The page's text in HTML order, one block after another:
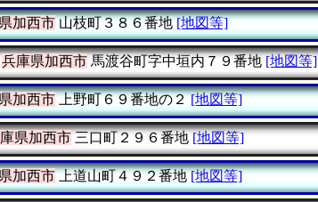
加西市山枝町３８６番地 [地図等]
兵庫県加西市馬渡谷町字中垣内７９番地 [地図等]
加西市上野町６９番地の２ [地図等]
県加西市三口町２９６番地 [地図等]
加西市上道山町４９２番地 [地図等]